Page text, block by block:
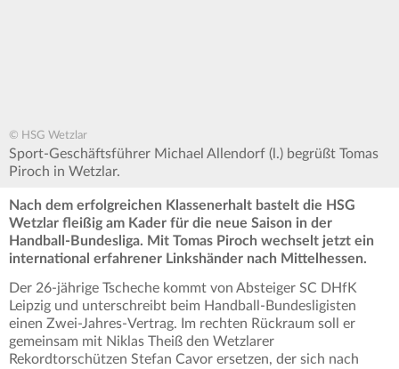
© HSG Wetzlar
Sport-Geschäftsführer Michael Allendorf (l.) begrüßt Tomas
Piroch in Wetzlar.
Nach dem erfolgreichen Klassenerhalt bastelt die HSG
Wetzlar fleißig am Kader für die neue Saison in der
Handball-Bundesliga. Mit Tomas Piroch wechselt jetzt ein
international erfahrener Linkshänder nach Mittelhessen.
Der 26-jährige Tscheche kommt von Absteiger SC DHfK
Leipzig und unterschreibt beim Handball-Bundesligisten
einen Zwei-Jahres-Vertrag. Im rechten Rückraum soll er
gemeinsam mit Niklas Theiß den Wetzlarer
Rekordtorschützen Stefan Cavor ersetzen, der sich nach